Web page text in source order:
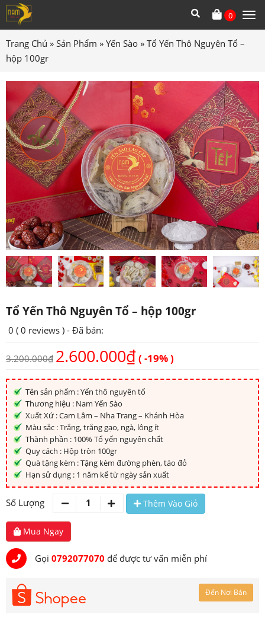
0
Trang Chủ » Sản Phẩm » Yến Sào » Tổ Yến Thô Nguyên Tổ –
hộp 100gr
Tổ Yến Thô Nguyên Tổ – hộp 100gr
0 ( 0 reviews ) - Đã bán:
3.200.000₫ 2.600.000₫( -19% )
Tên sản phẩm : Yến thô nguyên tổ
Thương hiệu : Nam Yến Sào
Xuất Xứ : Cam Lâm – Nha Trang – Khánh Hòa
Màu sắc : Trắng, trắng gạo, ngà, lông ít
Thành phần : 100% Tổ yến nguyên chất
Quy cách : Hộp tròn 100gr
Quà tặng kèm : Tặng kèm đường phèn, táo đỏ
Hạn sử dụng : 1 năm kể từ ngày sản xuất
Số Lượng Thêm Vào Giỏ
Mua Ngay
Gọi 0792077070 để được tư vấn miễn phí
Đến Nơi Bán